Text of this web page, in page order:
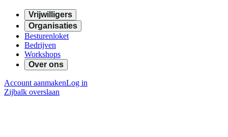
Vrijwilligers
Organisaties
Besturenloket
Bedrijven
Workshops
Over ons
Account aanmakenLog in
Zijbalk overslaan